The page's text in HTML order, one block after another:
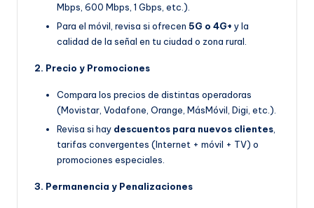
Mbps, 600 Mbps, 1 Gbps, etc.).
Para el móvil, revisa si ofrecen 5G o 4G+ y la
calidad de la señal en tu ciudad o zona rural.
2. Precio y Promociones
Compara los precios de distintas operadoras
(Movistar, Vodafone, Orange, MásMóvil, Digi, etc.).
Revisa si hay descuentos para nuevos clientes,
tarifas convergentes (Internet + móvil + TV) o
promociones especiales.
3. Permanencia y Penalizaciones